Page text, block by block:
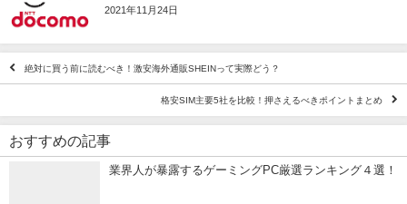
2021年11月24日
絶対に買う前に読むべき！激安海外通販SHEINって実際どう？
格安SIM主要5社を比較！押さえるべきポイントまとめ
おすすめの記事
業界人が暴露するゲーミングPC厳選ランキング４選！